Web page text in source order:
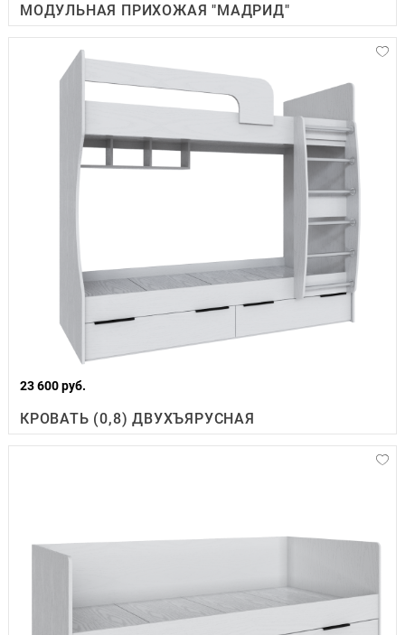
МОДУЛЬНАЯ ПРИХОЖАЯ "МАДРИД"
23 600 руб.
КРОВАТЬ (0,8) ДВУХЪЯРУСНАЯ